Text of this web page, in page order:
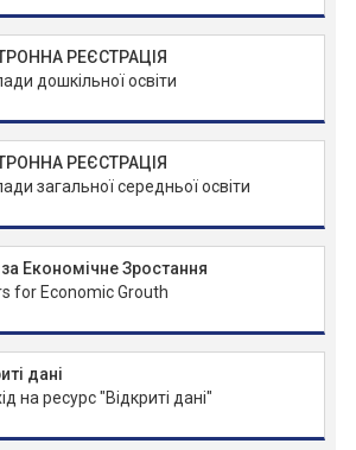
РЕЄСТРАЦІЯ
дошкільної освіти
РЕЄСТРАЦІЯ
загальної середньої освіти
Економічне Зростання
for Economic Grouth
дані
на ресурс "Відкриті дані"